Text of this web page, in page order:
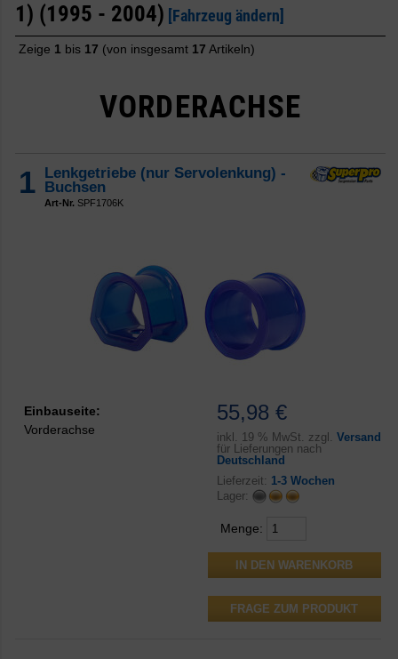
1) (1995 - 2004)
[Fahrzeug ändern]
Zeige 1 bis 17 (von insgesamt 17 Artikeln)
VORDERACHSE
1 Lenkgetriebe (nur Servolenkung) -
Buchsen
Art-Nr. SPF1706K
55,98 €
inkl. 19 % MwSt. zzgl. Versand
für Lieferungen nach
Deutschland
Lieferzeit: 1-3 Wochen
Lager:
Menge:
FRAGE ZUM PRODUKT
Einbauseite:
Vorderachse